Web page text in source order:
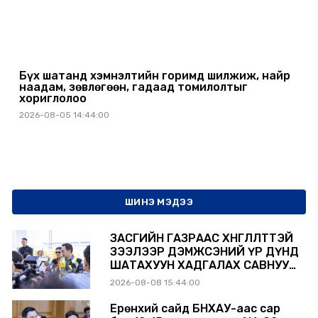
Бүх шатанд хэмнэлтийн горимд шилжиж, найр
наадам, зөвлөгөөн, гадаад томилолтыг
хориглолоо
2026-08-05 14:44:00
ШИНЭ МЭДЭЭ
ЗАСГИЙН ГАЗРААС ХӨНГӨЛӨЛТТЭЙ
ЗЭЭЛЭЭР ДЭМЖСЭНИЙ ҮР ДҮНД
ШАТАХУУН ХАДГАЛАХ САВНУУД
ЭХНЭЭСЭЭ АШИГЛАЛТАД ОРЖ
2026-08-08 15:44:00
Ерөнхий сайд БНХАУ-аас сар